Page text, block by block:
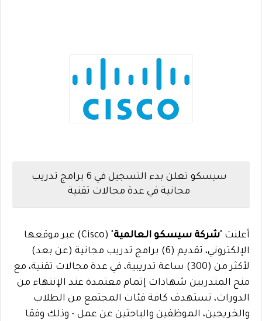
سيسكو تعلن بدء التسجيل في 6 برامج تدريب
مجانية في عدة مجالات تقنية
أعلنت "شركة سيسكو العالمية
" (Cisco) عبر موقعها
الإلكتروني، تقديم (6) برامج تدريب مجانية (عن بعد)
لأكثر من (300) ساعة تدريبية، في عدة مجالات تقنية، مع
منح المتدربين شهادات إتمام معتمدة عند الإنتهاء من
الدورات، تستهدف كافة فئات المجتمع من الطلاب
والخريجين، الموظفين والباحثين عن عمل - وذلك وفقا